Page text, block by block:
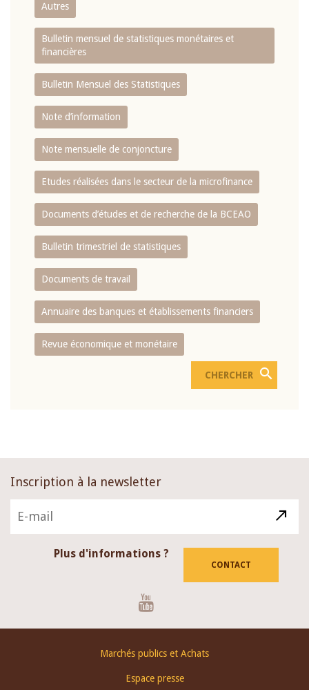
Autres
Bulletin mensuel de statistiques monétaires et
financières
Bulletin Mensuel des Statistiques
Note d’information
Note mensuelle de conjoncture
Etudes réalisées dans le secteur de la microfinance
Documents d’études et de recherche de la BCEAO
Bulletin trimestriel de statistiques
Documents de travail
Annuaire des banques et établissements financiers
Revue économique et monétaire
Inscription à la newsletter
Plus d'informations ?
CONTACT
Marchés publics et Achats
Espace presse